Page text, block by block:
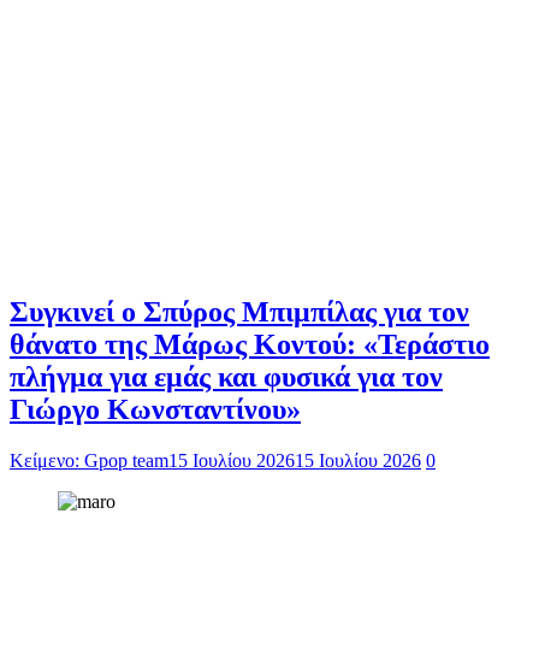
Συγκινεί ο Σπύρος Μπιμπίλας για τον
θάνατο της Μάρως Κοντού: «Τεράστιο
πλήγμα για εμάς και φυσικά για τον
Γιώργο Κωνσταντίνου»
Κείμενο: Gpop team15 Ιουλίου 202615 Ιουλίου 2026 0